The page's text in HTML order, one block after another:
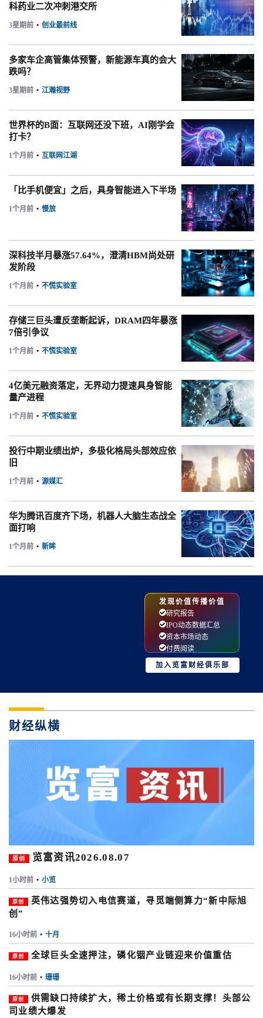
科药业二次冲刺港交所
3星期前 • 创业最前线
多家车企高管集体预警，新能源车真的会大
跌吗？
3星期前 • 江瀚视野
世界杯的B面：互联网还没下班，AI刚学会
打卡？
1个月前 • 互联网江湖
「比手机便宜」之后，具身智能进入下半场
1个月前 • 慢放
深科技半月暴涨57.64%，澄清HBM尚处研
发阶段
1个月前 • 不慌实验室
存储三巨头遭反垄断起诉，DRAM四年暴涨
7倍引争议
1个月前 • 不慌实验室
4亿美元融资落定，无界动力提速具身智能
量产进程
1个月前 • 不慌实验室
投行中期业绩出炉，多极化格局头部效应依
旧
1个月前 • 源媒汇
华为腾讯百度齐下场，机器人大脑生态战全
面打响
1个月前 • 新眸
发现价值传播价值
研究报告
IPO动态数据汇总
资本市场动态
付费阅读
加入览富财经俱乐部
财经纵横
原创 览富资讯2026.08.07
1小时前 • 小览
原创
英伟达强势切入电信赛道，寻觅端侧算力“新中际旭
创”
16小时前 • 十月
原创 全球巨头全速押注，磷化铟产业链迎来价值重估
16小时前 • 珊珊
原创
供需缺口持续扩大，稀土价格或有长期支撑！头部公
司业绩大爆发